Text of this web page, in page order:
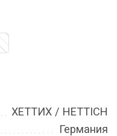
ХЕТТИХ / HETTICH
Германия